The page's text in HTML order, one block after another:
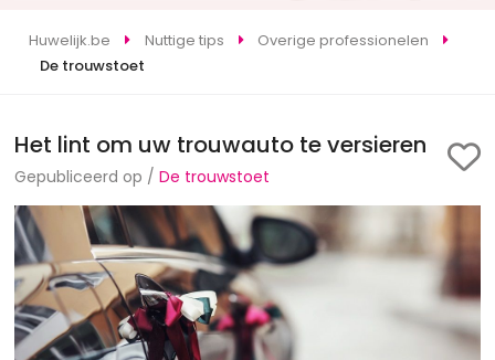
Huwelijk.be Nuttige tips
Overige professionelen
De trouwstoet
Het lint om uw trouwauto te versieren
Gepubliceerd op /De trouwstoet